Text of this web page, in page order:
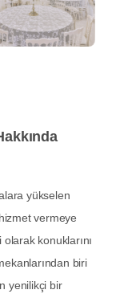
yükselen
vermeye
konuklarını
biri
yenilikçi bir